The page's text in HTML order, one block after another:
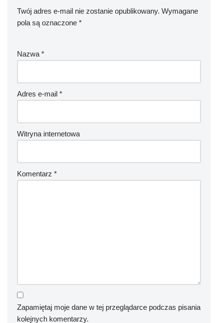
Twój adres e-mail nie zostanie opublikowany. Wymagane
pola są oznaczone *
Nazwa *
Adres e-mail *
Witryna internetowa
Komentarz *
Zapamiętaj moje dane w tej przeglądarce podczas pisania
kolejnych komentarzy.